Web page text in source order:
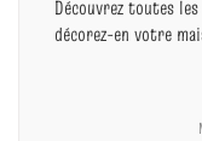
Découvrez toutes
décorez-en votre